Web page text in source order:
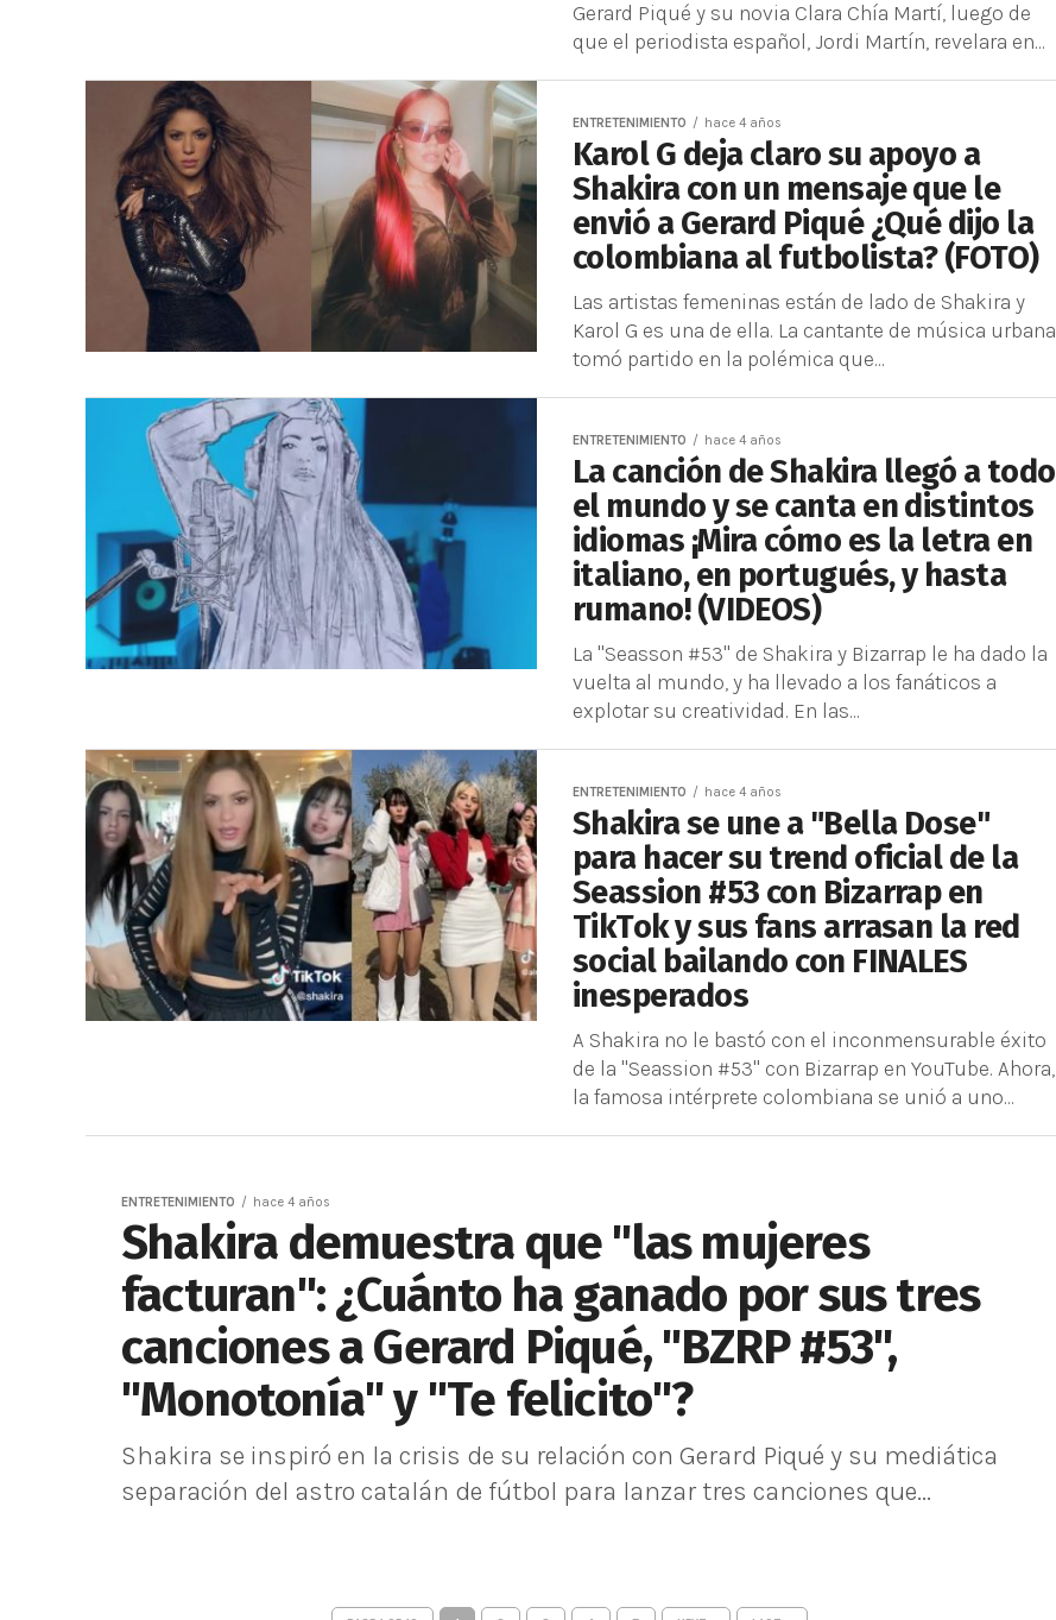
Gerard Piqué y su novia Clara Chía Martí, luego de
que el periodista español, Jordi Martín, revelara en...
ENTRETENIMIENTO hace 4 años
Karol G deja claro su apoyo a
Shakira con un mensaje que le
envió a Gerard Piqué ¿Qué dijo la
colombiana al futbolista? (FOTO)
Las artistas femeninas están de lado de Shakira y
Karol G es una de ella. La cantante de música urbana
tomó partido en la polémica que...
ENTRETENIMIENTO hace 4 años
La canción de Shakira llegó a todo
el mundo y se canta en distintos
idiomas ¡Mira cómo es la letra en
italiano, en portugués, y hasta
rumano! (VIDEOS)
La "Seasson #53" de Shakira y Bizarrap le ha dado la
vuelta al mundo, y ha llevado a los fanáticos a
explotar su creatividad. En las...
ENTRETENIMIENTO hace 4 años
Shakira se une a "Bella Dose"
para hacer su trend oficial de la
Seassion #53 con Bizarrap en
TikTok y sus fans arrasan la red
social bailando con FINALES
inesperados
A Shakira no le bastó con el inconmensurable éxito
de la "Seassion #53" con Bizarrap en YouTube. Ahora,
la famosa intérprete colombiana se unió a uno...
ENTRETENIMIENTO hace 4 años
Shakira demuestra que "las mujeres
facturan": ¿Cuánto ha ganado por sus tres
canciones a Gerard Piqué, "BZRP #53",
"Monotonía" y "Te felicito"?
Shakira se inspiró en la crisis de su relación con Gerard Piqué y su mediática
separación del astro catalán de fútbol para lanzar tres canciones que...